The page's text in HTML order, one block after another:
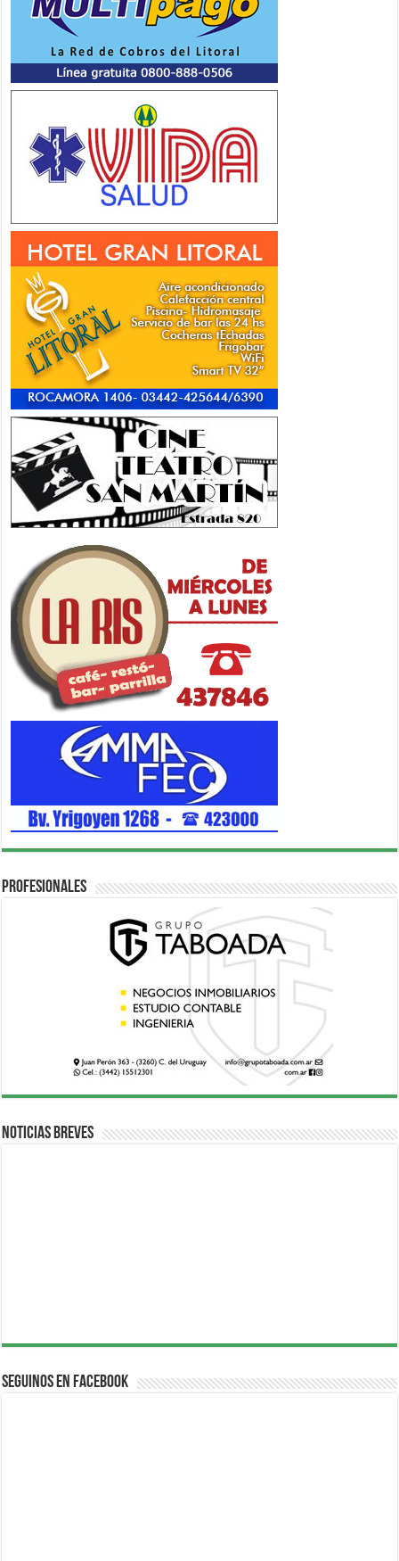
Profesionales
Noticias breves
Seguinos en Facebook